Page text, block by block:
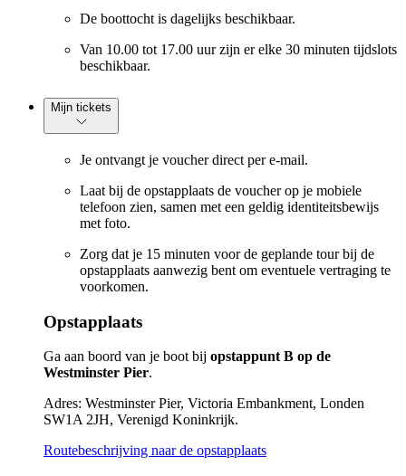
De boottocht is dagelijks beschikbaar.
Van 10.00 tot 17.00 uur zijn er elke 30 minuten tijdslots
beschikbaar.
Mijn tickets
Je ontvangt je voucher direct per e-mail.
Laat bij de opstapplaats de voucher op je mobiele
telefoon zien, samen met een geldig identiteitsbewijs
met foto.
Zorg dat je 15 minuten voor de geplande tour bij de
opstapplaats aanwezig bent om eventuele vertraging te
voorkomen.
Opstapplaats
Ga aan boord van je boot bij opstappunt B op de
Westminster Pier.
Adres: Westminster Pier, Victoria Embankment, Londen
SW1A 2JH, Verenigd Koninkrijk.
Routebeschrijving naar de opstapplaats